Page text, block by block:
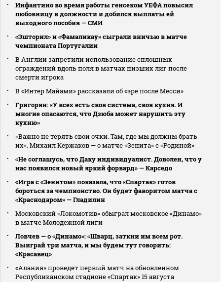
Инфантино во время работы генсеком УЕФА повысил
любовницу в должности и добился выплаты ей
выходного пособия — СМИ
«Эшторил» и «Фамаликау» сыграли вничью в матче
чемпионата Португалии
В Англии запретили использование сплошных
ограждений вдоль поля в матчах низших лиг после
смерти игрока
В «Интер Майами» рассказали об «эре после Месси»
Григорян: «У всех есть своя система, своя кухня. И
многие опасаются, что Дзюба может нарушить эту
кухню»
«Важно не терять свои очки. Там, где мы должны брать
их». Михаил Кержаков — о матче «Зенита» с «Родиной»
«Не соглашусь, что Даку индивидуалист. Доволен, что у
нас появился новый яркий форвард» — Карседо
«Игра с «Зенитом» показала, что «Спартак» готов
бороться за чемпионство. Он будет фаворитом матча с
«Краснодаром» — Гладилин
Московский «Локомотив» обыграл московское «Динамо»
в матче Молодежной лиги
Ловчев — о «Динамо»: «Шварц, заткни им всем рот.
Выиграй три матча, и мы будем тут говорить:
«Красавец»
«Алания» проведет первый матч на обновленном
Республиканском стадионе «Спартак» 15 августа